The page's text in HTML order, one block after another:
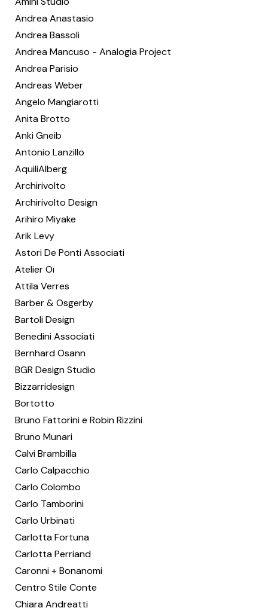
Andrea Anastasio
Andrea Bassoli
Andrea Mancuso - Analogia Project
Andrea Parisio
Andreas Weber
Angelo Mangiarotti
Anita Brotto
Anki Gneib
Antonio Lanzillo
AquiliAlberg
Archirivolto
Archirivolto Design
Arihiro Miyake
Arik Levy
Astori De Ponti Associati
Atelier Oï
Attila Verres
Barber & Osgerby
Bartoli Design
Benedini Associati
Bernhard Osann
BGR Design Studio
Bizzarridesign
Bortotto
Bruno Fattorini e Robin Rizzini
Bruno Munari
Calvi Brambilla
Carlo Calpacchio
Carlo Colombo
Carlo Tamborini
Carlo Urbinati
Carlotta Fortuna
Carlotta Perriand
Caronni + Bonanomi
Centro Stile Conte
Chiara Andreatti